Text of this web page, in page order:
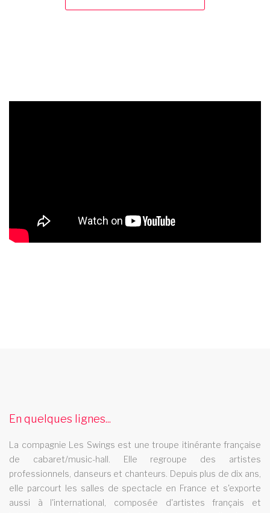
revue music hall haute normandie
La revue music hall Les Swings se deplace dans la rÃ©gion
haute normandie
revue music hall la reunion
La revue music hall Les Swings se deplace dans la rÃ©gion la
En quelques lignes...
La compagnie Les Swings est une troupe itinérante française
de cabaret/music-hall. Elle regroupe des artistes
professionnels, danseurs et chanteurs. Depuis plus de dix ans,
elle parcourt les salles de spectacle en France et s'exporte
aussi à l'international, composée d'artistes français et